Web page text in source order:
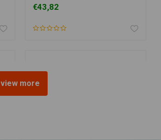
€43,82
view more